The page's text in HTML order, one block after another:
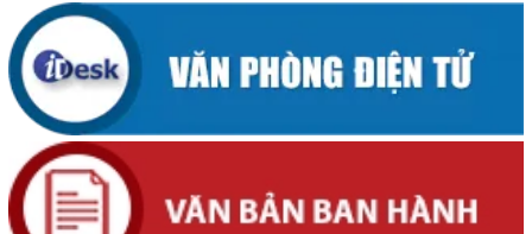
Thông báo về việc cấp Giấy chứng nhận xuất xứ hàng hoá (C/O) và
chấp thuận bằng văn bản cho thương nhân tự chứng nhận xuất xứ
hàng hoá xuất khẩu trên địa bàn tỉnh Đắk Lắk
(29/07/2026, 00:00)
Thông báo công khai về việc đo đạc, ký giáp ranh đối với thửa đất
số 59, tờ bản đồ số 89 thuộc Đoàn Kết 1, phường Buôn Hồ, tỉnh
Đắk Lắk do Nguyễn Thị Bích Liên và bà Nguyễn Thị Kiều Oanh;
thường trú tại TDP An Bình 4, phường Buôn Hồ, tỉnh Đắk Lắk đang